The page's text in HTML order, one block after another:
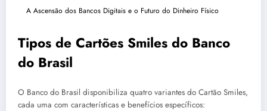
A Ascensão dos Bancos Digitais e o Futuro do Dinheiro Físico
Tipos de Cartões Smiles do Banco
do Brasil
O Banco do Brasil disponibiliza quatro variantes do Cartão Smiles,
cada uma com características e benefícios específicos: